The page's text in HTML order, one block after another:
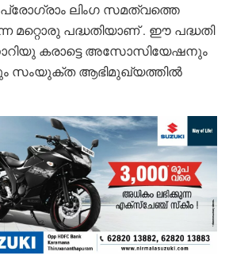
ലിംഗ സമത്വത്തെ
മറ്റൊരു പദ്ധതിയാണ് . ഈ പദ്ധതി
കരാട്ടെ അസോസിയേഷനും
സംയുക്ത ആഭിമുഖ്യത്തില്‍